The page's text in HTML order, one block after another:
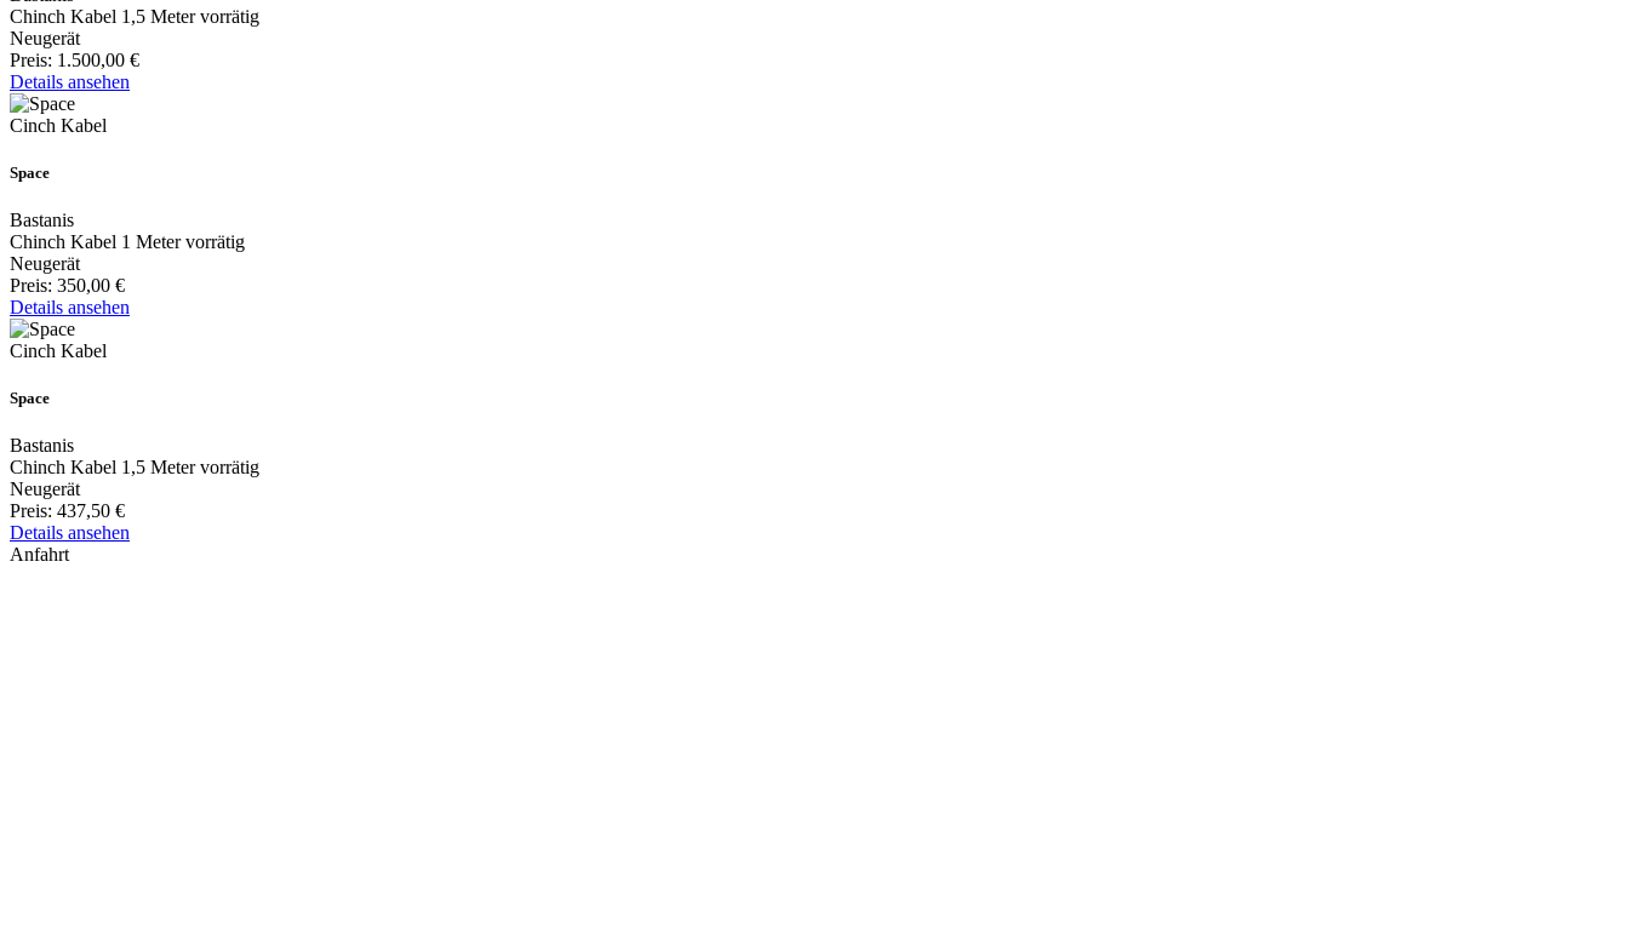
Chinch Kabel 1,5 Meter vorrätig
Neugerät
Preis: 1.500,00 €
Details ansehen
Cinch Kabel
Space
Bastanis
Chinch Kabel 1 Meter vorrätig
Neugerät
Preis: 350,00 €
Details ansehen
Cinch Kabel
Space
Bastanis
Chinch Kabel 1,5 Meter vorrätig
Neugerät
Preis: 437,50 €
Details ansehen
Anfahrt